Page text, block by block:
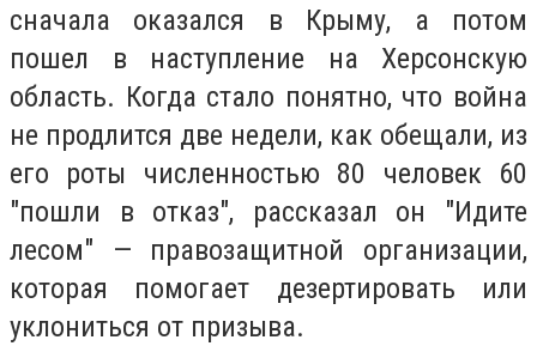
сначала оказался в Крыму, а потом
пошел в наступление на Херсонскую
область. Когда стало понятно, что война
не продлится две недели, как обещали, из
его роты численностью 80 человек 60
"‎пошли в отказ"‎, рассказал он "Идите
лесом" — правозащитной организации,
которая помогает дезертировать или
уклониться от призыва.